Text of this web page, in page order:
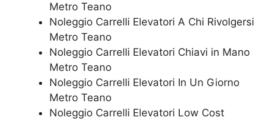
Metro Teano
Noleggio Carrelli Elevatori A Chi Rivolgersi
Metro Teano
Noleggio Carrelli Elevatori Chiavi in Mano
Metro Teano
Noleggio Carrelli Elevatori In Un Giorno
Metro Teano
Noleggio Carrelli Elevatori Low Cost